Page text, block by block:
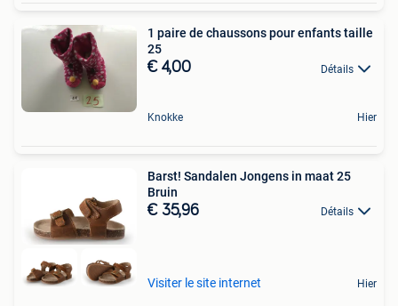
1 paire de chaussons pour enfants taille
25
€ 4,00 Détails
Knokke Hier
Barst! Sandalen Jongens in maat 25
Bruin
€ 35,96 Détails
Visiter le site internet Hier